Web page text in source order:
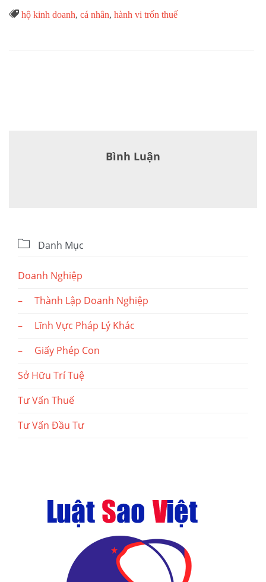
Từ
hộ kinh doanh, cá nhân, hành vi trốn thuế
Bình Luận
 Danh Mục
Doanh Nghiệp
– Thành Lập Doanh Nghiệp
– Lĩnh Vực Pháp Lý Khác
– Giấy Phép Con
Sở Hữu Trí Tuệ
Tư Vấn Thuế
Tư Vấn Đầu Tư